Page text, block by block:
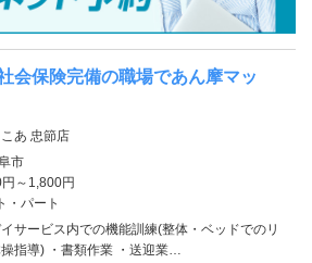
会保険完備の職場であん摩マッ
あ 忠節店
市
～1,800円
・パート
サービス内での機能訓練(整体・ベッドでのリ
指導) ・書類作業 ・送迎業…